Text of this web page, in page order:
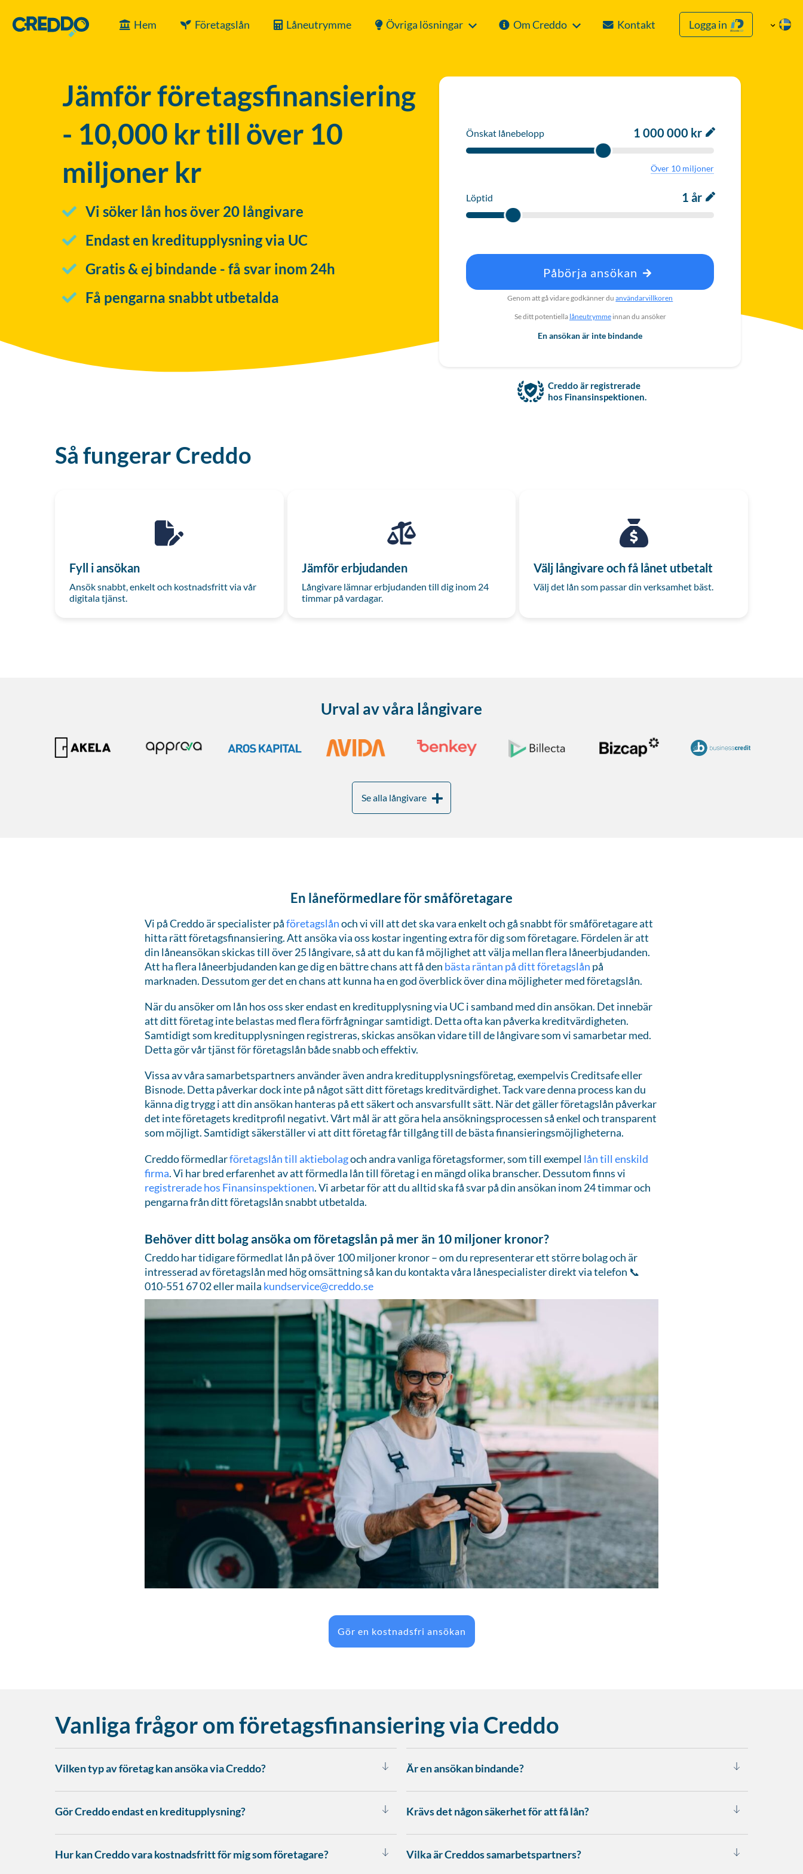
Hem Företagslån Låneutrymme Övriga lösningar Om Creddo Kontakt Logga in
Jämför företagsfinansiering
- 10,000 kr till över 10
miljoner kr
Vi söker lån hos över 20 långivare
Endast en kreditupplysning via UC
Gratis & ej bindande - få svar inom 24h
Få pengarna snabbt utbetalda
Önskat lånebelopp 1 000 000 kr
Över 10 miljoner
Löptid 1 år
Påbörja ansökan
Genom att gå vidare godkänner duanvändarvillkoren
Se ditt potentiella låneutrymmeinnan du ansöker
En ansökan är inte bindande
Creddo är registrerade
hos Finansinspektionen.
Så fungerar Creddo
Fyll i ansökan
Ansök snabbt, enkelt och kostnadsfritt via vår
digitala tjänst.
Jämför erbjudanden
Långivare lämnar erbjudanden till dig inom 24
timmar på vardagar.
Välj långivare och få lånet utbetalt
Välj det lån som passar din verksamhet bäst.
Urval av våra långivare
Se alla långivare
En låneförmedlare för småföretagare
Vi på Creddo är specialister påföretagslånoch vi vill att det ska vara enkelt och gå snabbt för småföretagare att
hitta rätt företagsfinansiering. Att ansöka via oss kostar ingenting extra för dig som företagare. Fördelen är att
din låneansökan skickas till över 25 långivare, så att du kan få möjlighet att välja mellan flera låneerbjudanden.
Att ha flera låneerbjudanden kan ge dig en bättre chans att få den bästa räntan på ditt företagslån på
marknaden. Dessutom ger det en chans att kunna ha en god överblick över dina möjligheter med företagslån.
När du ansöker om lån hos oss sker endast en kreditupplysning via UC i samband med din ansökan. Det innebär
att ditt företag inte belastas med flera förfrågningar samtidigt. Detta ofta kan påverka kreditvärdigheten.
Samtidigt som kreditupplysningen registreras, skickas ansökan vidare till de långivare som vi samarbetar med.
Detta gör vår tjänst för företagslån både snabb och effektiv.
Vissa av våra samarbetspartners använder även andra kreditupplysningsföretag, exempelvis Creditsafe eller
Bisnode. Detta påverkar dock inte på något sätt ditt företags kreditvärdighet. Tack vare denna process kan du
känna dig trygg i att din ansökan hanteras på ett säkert och ansvarsfullt sätt. När det gäller företagslån påverkar
det inte företagets kreditprofil negativt. Vårt mål är att göra hela ansökningsprocessen så enkel och transparent
som möjligt. Samtidigt säkerställer vi att ditt företag får tillgång till de bästa finansieringsmöjligheterna.
Creddo förmedlarföretagslån till aktiebolagoch andra vanliga företagsformer, som till exempel lån till enskild
firma. Vi har bred erfarenhet av att förmedla lån till företag i en mängd olika branscher. Dessutom finns vi
registrerade hos Finansinspektionen. Vi arbetar för att du alltid ska få svar på din ansökan inom 24 timmar och
pengarna från ditt företagslån snabbt utbetalda.
Behöver ditt bolag ansöka om företagslån på mer än 10 miljoner kronor?
Creddo har tidigare förmedlat lån på över 100 miljoner kronor – om du representerar ett större bolag och är
intresserad av företagslån med hög omsättning så kan du kontakta våra lånespecialister direkt via telefon 📞
010-551 67 02 eller maila kundservice@creddo.se
Gör en kostnadsfri ansökan
Vanliga frågor om företagsfinansiering via Creddo
Vilken typ av företag kan ansöka via Creddo? Är en ansökan bindande?
Gör Creddo endast en kreditupplysning? Krävs det någon säkerhet för att få lån?
Hur kan Creddo vara kostnadsfritt för mig som företagare? Vilka är Creddos samarbetspartners?